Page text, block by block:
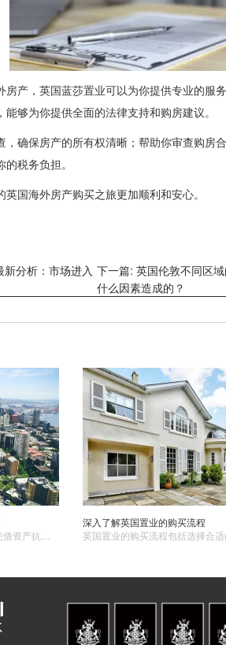
房产，英国蓝莎置业可以为你提供专业的服
够为你提供全面的法律支持和购房建议。
，确保房产的所有权清晰；帮助你审查购房
税务负担。
英国海外房产购买之旅更加顺利和安心。
分析：市场进入 下一篇: 英国伦敦不同区
什么因素造成的？
深入了解英国置业的购买流程